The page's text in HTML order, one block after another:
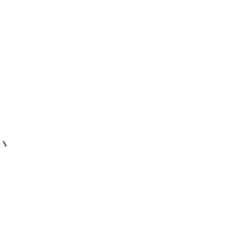
れ家。プライバシーとラグジュアリ
さい。
。
して広々とした空間を備えたウィロ